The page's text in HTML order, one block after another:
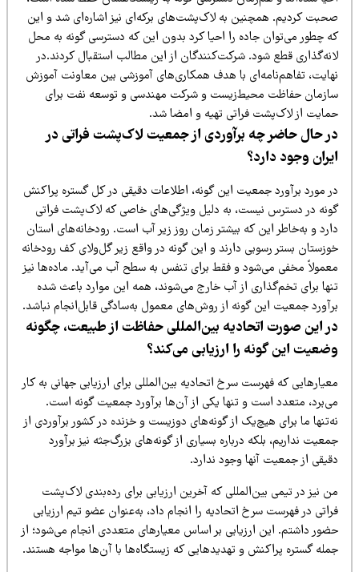
کردیم. همچنین به لاک‌پشت‌های برکه‌ای نیز اشاره‌ای شد و این
چطور می‌توان جاده را احیا کرد بدون این که دسترسی گونه به محل
قطع شود. شرکت‌کنندگان از این مطالب استقبال کردند.در
تفاهم‌نامه‌ای با هدف همکاری‌های آموزشی بین معاونت آموزش
حفاظت محیط‌زیست و شرکت مهندسی و توسعه نفت برای
از لاک‌پشت فراتی تهیه و امضا شد.
حال حاضر چه برآوردی از جمعیت لاک‌پشت فراتی در
وجود دارد؟
مورد برآورد جمعیت این گونه، اطلاعات دقیقی در کل گستره پراکنش
در دسترس نیست، به دلیل ویژگی‌های خاصی که لاک‌پشت فراتی
و به‌خاطر این که بیشتر زمان روز زیر آب است. رودخانه‌های استان
بستر رسوبی دارند و این گونه در واقع زیر گل‌ولای کف رودخانه
مخفی می‌شود و فقط برای تنفس به سطح آب می‌آید. ماده‌ها نیز
برای تخم‌گذاری از آب خارج می‌شوند، همه این موارد باعث شده
جمعیت این گونه از روش‌های معمول به‌سادگی قابل‌انجام نباشد.
این صورت اتحادیه بین‌المللی حفاظت از طبیعت، چگونه
این گونه را ارزیابی می‌کند؟
که فهرست سرخ اتحادیه بین‌المللی برای ارزیابی جهانی به کار
متعدد است و تنها یکی از آن‌ها برآورد جمعیت گونه است.
ما برای هیچ‌یک از گونه‌های دوزیست و خزنده در کشور برآوردی از
نداریم، بلکه درباره بسیاری از گونه‌های بزرگ‌جثه نیز برآورد
از جمعیت آنها وجود ندارد.
نیز در تیمی بین‌المللی که آخرین ارزیابی برای رده‌بندی لاک‌پشت
در فهرست سرخ اتحادیه را انجام داد، به‌عنوان عضو تیم ارزیابی
داشتم. این ارزیابی بر اساس معیارهای متعددی انجام می‌شود؛ از
گستره پراکنش و تهدیدهایی که زیستگاه‌ها با آن‌ها مواجه هستند.